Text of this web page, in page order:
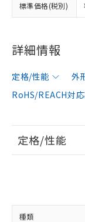
標準価格(税別)
詳細情報
定格/性能 外
RoHS/REACH対
定格/性能
種類